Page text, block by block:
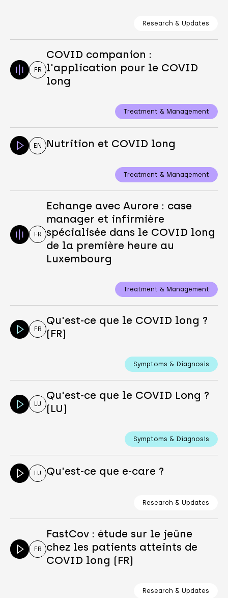
Research & Updates
FR
COVID companion :
l'application pour le COVID
long
Treatment & Management
EN Nutrition et COVID long
Treatment & Management
FR
Echange avec Aurore : case
manager et infirmière
spécialisée dans le COVID long
de la première heure au
Luxembourg
Treatment & Management
FR
Qu'est-ce que le COVID long ?
(FR)
Symptoms & Diagnosis
LU
Qu'est-ce que le COVID Long ?
(LU)
Symptoms & Diagnosis
LU Qu'est-ce que e-care ?
Research & Updates
FR
FastCov : étude sur le jeûne
chez les patients atteints de
COVID long (FR)
Research & Updates